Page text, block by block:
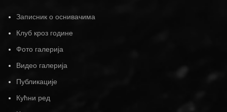
Записник о оснивачима
Клуб кроз године
Фото галерија
Видео галерија
Публикације
Кућни ред